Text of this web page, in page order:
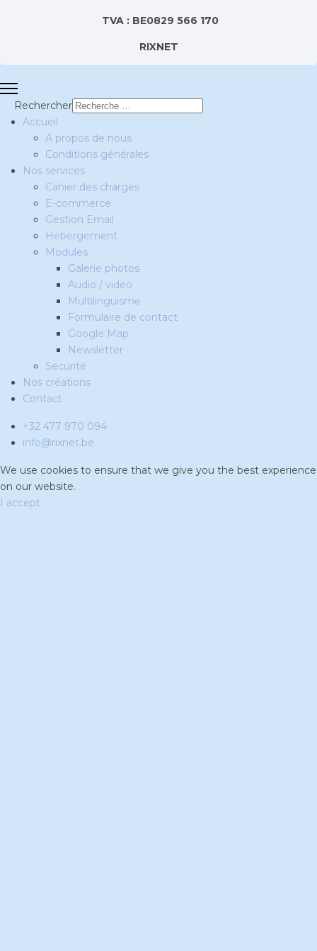
TVA : BE0829 566 170
RIXNET
Rechercher
Accueil
A propos de nous
Conditions générales
Nos services
Cahier des charges
E-commerce
Gestion Email
Hebergement
Modules
Galerie photos
Audio / video
Multilinguisme
Formulaire de contact
Google Map
Newsletter
Securité
Nos créations
Contact
+32 477 970 094
info@rixnet.be
We use cookies to ensure that we give you the best experience
on our website.
I accept